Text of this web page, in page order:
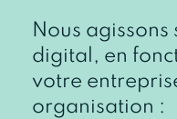
Nous
digital, en
votre
organisation :